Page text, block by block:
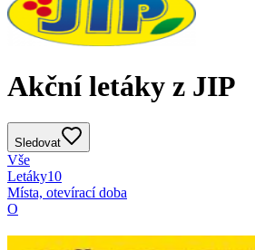
Akční letáky z JIP
Sledovat
Vše
Letáky10
Místa, otevírací doba
O